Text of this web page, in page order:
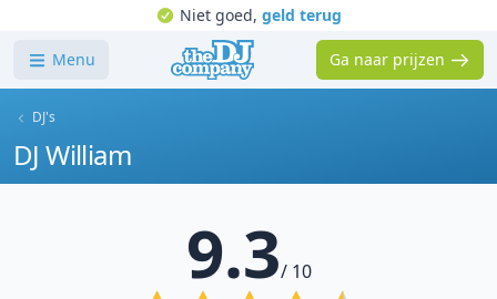
Niet goed, geld terug
Menu Ga naar prijzen
DJ's
DJ William
9.3/ 10